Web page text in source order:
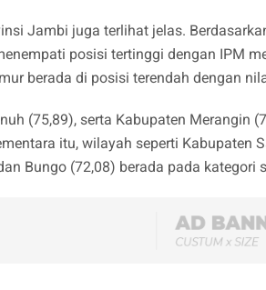
Jambi juga terlihat jelas.
posisi tertinggi dengan IPM
berada di posisi terendah dengan
(75,89), serta Kabupaten Merangin
itu, wilayah seperti Kabupaten
Bungo (72,08) berada pada kategori